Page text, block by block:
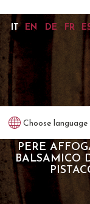
Choose language
PERE
BALSAMICO
IT EN DE FR